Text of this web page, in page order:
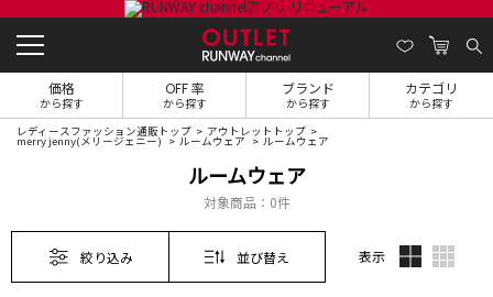
価格
から探す
OFF 率
から探す
ブランド
から探す
カテゴリ
から探す
レディースファッション通販トップ アウトレットトップ
merry jenny(メリージェニー) ルームウェア ルームウェア
ルームウェア
対象商品： 0件
絞り込み 並び替え 表示